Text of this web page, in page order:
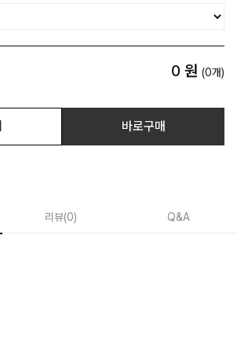
0 원 (0개)
바로구매
리뷰(0) Q&A